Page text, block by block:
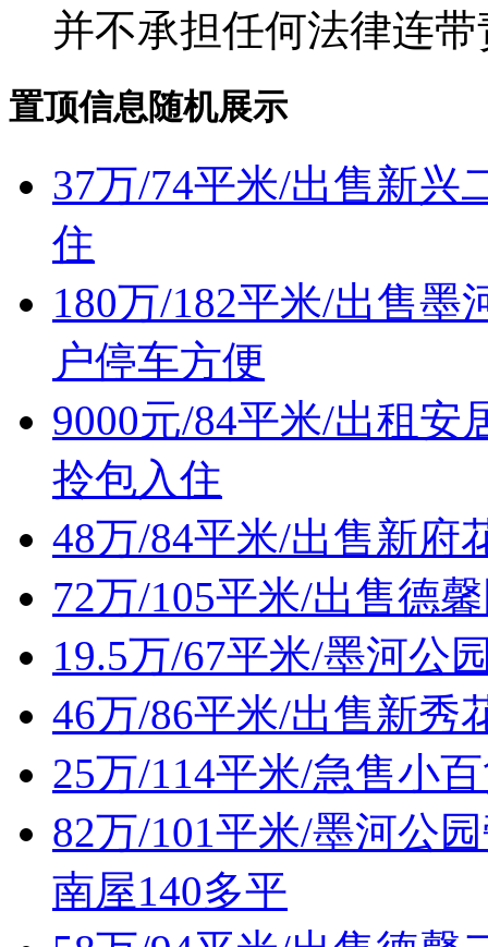
并不承担任何法律连
置顶信息随机展示
37万/74平米/出售新兴
住
180万/182平米/出售
户停车方便
9000元/84平米/出租安
拎包入住
48万/84平米/出售新府
72万/105平米/出售德
19.5万/67平米/墨河公
46万/86平米/出售新秀
25万/114平米/急售小
82万/101平米/墨河公
南屋140多平